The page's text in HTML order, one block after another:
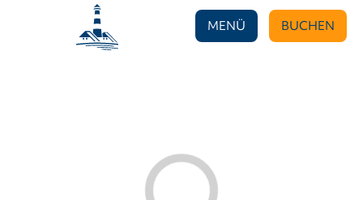
MENÜ BUCHEN